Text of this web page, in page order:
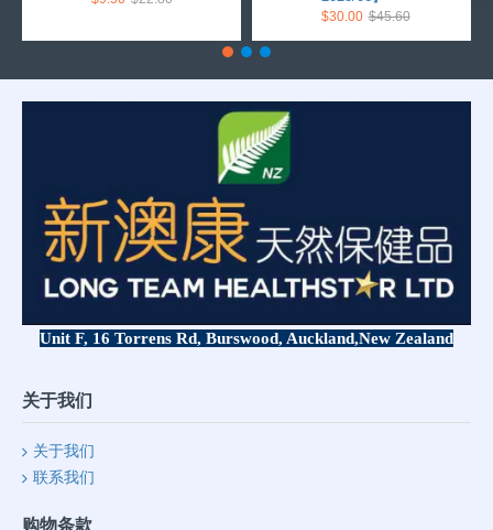
$30.00 $45.60
Unit F, 16 Torrens Rd, Burswood, Auckland,New Zealand
关于我们
关于我们
联系我们
购物条款